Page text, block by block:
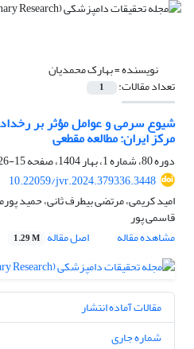
نویسنده =بهارک محمدیان
تعداد مقالات: 1
شیوع سرمی و عوامل مؤثر بر
مرکز ایران: مطالعه مقطعی
دوره 80، شماره 1، بهار 1404، صفحه
15-26
10.22059/jvr.2024.379336.3448
امید کریمی، مرتضی بیطرف ثانی، حمید
قاسمی پور
مشاهده مقاله
اصل مقاله 1.29 M
مقالات آماده انتشار
شماره جاری